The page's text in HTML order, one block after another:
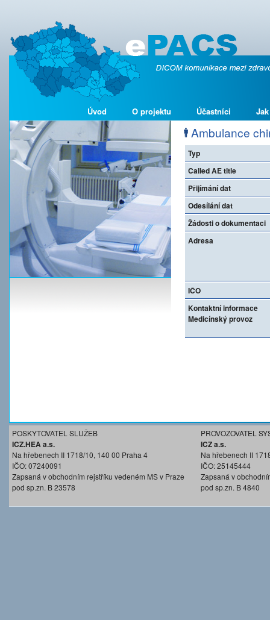
Úvod O projektu Účastníci
Ambulance
Typ
Called AE title
Přijímání dat
Odesílání dat
Žádosti o dokumentaci
Adresa
IČO
Kontaktní informace
Medicínský provoz
POSKYTOVATEL SLUŽEB
ICZ.HEA a.s.
Na hřebenech II 1718/10, 140 00 Praha 4
IČO: 07240091
Zapsaná v obchodním rejstříku vedeném MS v Praze
pod sp.zn. B 23578
PROVOZOVATEL
ICZ a.s.
Na hřebenech II
IČO: 25145444
Zapsaná v
pod sp.zn. B 4840